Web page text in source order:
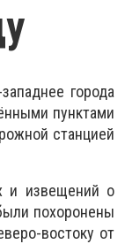
города
пунктами
станцией
и извещений о
похоронены
востоку от